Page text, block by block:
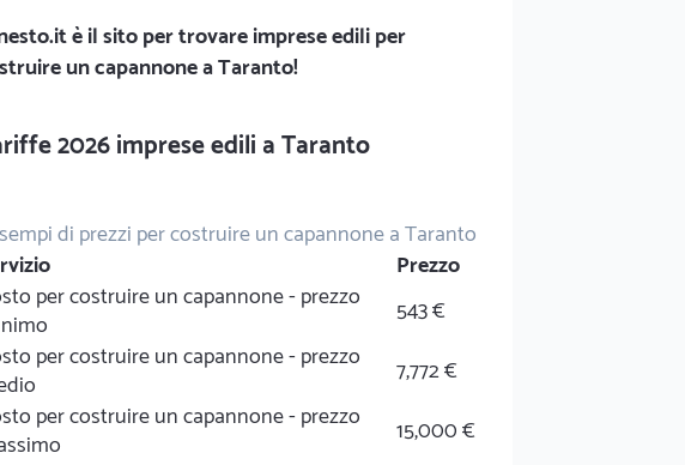
è il sito per trovare imprese edili per
un capannone a Taranto!
2026 imprese edili a Taranto
di prezzi per costruire un capannone a Taranto
Prezzo
per costruire un capannone - prezzo
543 €
per costruire un capannone - prezzo
7,772 €
per costruire un capannone - prezzo
15,000 €